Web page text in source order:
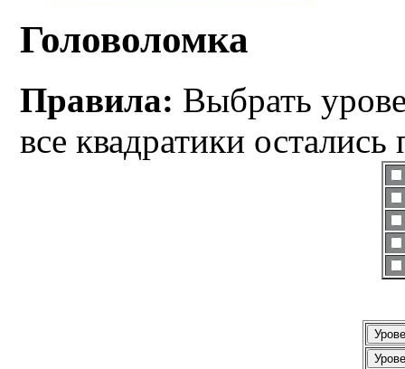
Головоломка
Правила: Выбрать
все квадратики